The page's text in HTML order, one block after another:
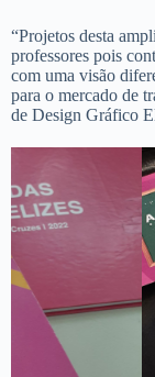
“Projetos desta
professores pois
com uma visão
para o mercado de
de Design Gráfico